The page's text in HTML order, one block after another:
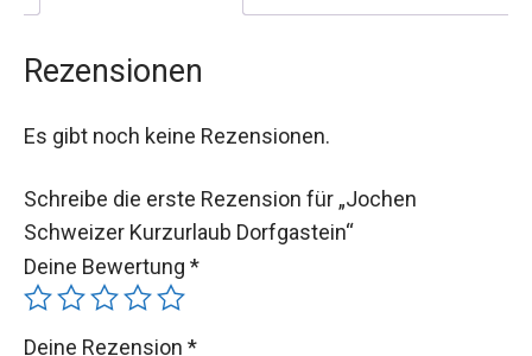
Rezensionen
Es gibt noch keine Rezensionen.
Schreibe die erste Rezension für „Jochen
Schweizer Kurzurlaub Dorfgastein“
Deine Bewertung *
Deine Rezension *